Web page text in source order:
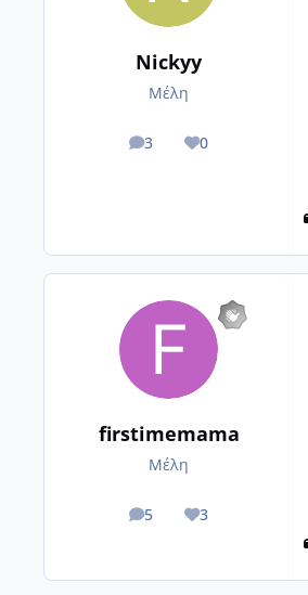
Nickyy
Μέλη
3
posts 0
Reputation
firstimemama
Μέλη
5
posts 3
Reputation